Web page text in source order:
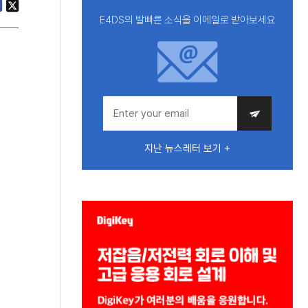
E4DS의 발빠른 소식을 이메일로 받아보세요
지난 뉴스레터 보기 +